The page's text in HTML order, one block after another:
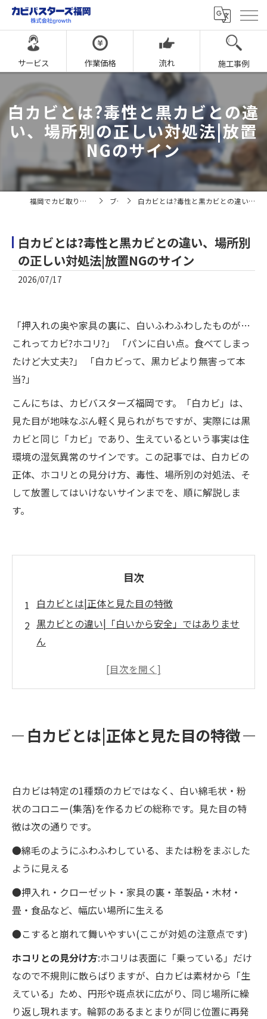
サービス 作業価格 流れ 施工事例
白カビとは?毒性と黒カビとの違
い、場所別の正しい対処法|放置
NGのサイン
福岡でカビ取りならカビバスターズ福岡 ブログ 白カビとは?毒性と黒カビとの違い、場所別の正しい対処法|放置NGのサイン
白カビとは?毒性と黒カビとの違い、場所別
の正しい対処法|放置NGのサイン
2026/07/17
「押入れの奥や家具の裏に、白いふわふわしたものが…
これってカビ?ホコリ?」 「パンに白い点。食べてしまっ
たけど大丈夫?」 「白カビって、黒カビより無害って本
当?」
こんにちは、カビバスターズ福岡です。「白カビ」は、
見た目が地味なぶん軽く見られがちですが、実際には黒
カビと同じ「カビ」であり、生えているという事実は住
環境の湿気異常のサインです。この記事では、白カビの
正体、ホコリとの見分け方、毒性、場所別の対処法、そ
して放置してはいけないサインまでを、順に解説しま
す。
目次
白カビとは|正体と見た目の特徴
黒カビとの違い|「白いから安全」ではありませ
ん
白カビの毒性|食品と吸い込みに注意
業者に相談する目安と費用
白カビとは|正体と見た目の特徴
白カビは特定の1種類のカビではなく、白い綿毛状・粉
状のコロニー(集落)を作るカビの総称です。見た目の特
徴は次の通りです。
●綿毛のようにふわふわしている、または粉をまぶした
ように見える
●押入れ・クローゼット・家具の裏・革製品・木材・
畳・食品など、幅広い場所に生える
●こすると崩れて舞いやすい(ここが対処の注意点です)
ホコリとの見分け方:ホコリは表面に「乗っている」だけ
なので不規則に散らばりますが、白カビは素材から「生
えている」ため、円形や斑点状に広がり、同じ場所に繰
り返し現れます。輪郭のあるまとまりが同じ位置に再発